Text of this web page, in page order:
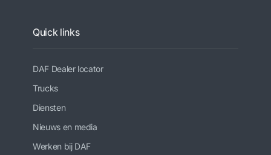
Quick links
DAF Dealer locator
Trucks
Diensten
Nieuws en media
Werken bij DAF